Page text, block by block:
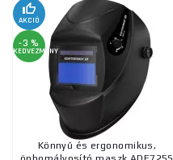
AKCIÓ
-3 %
KEDVEZMÉNY
Könnyű és ergonomikus,